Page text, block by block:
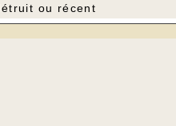
ou récent